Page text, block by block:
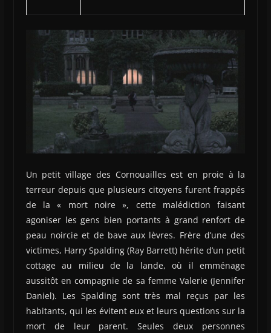
Un petit village des Cornouailles est en proie à la
terreur depuis que plusieurs citoyens furent frappés
de la « mort noire », cette malédiction faisant
agoniser les gens bien portants à grand renfort de
peau noircie et de bave aux lèvres. Frère d’une des
victimes, Harry Spalding (Ray Barrett) hérite d’un petit
cottage au milieu de la lande, où il emménage
aussitôt en compagnie de sa femme Valerie (Jennifer
Daniel). Les Spalding sont très mal reçus par les
habitants, qui les évitent eux et leurs questions sur la
mort de leur parent. Seules deux personnes